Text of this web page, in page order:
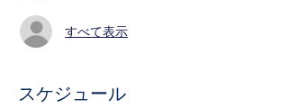
すべて表示
スケジュール